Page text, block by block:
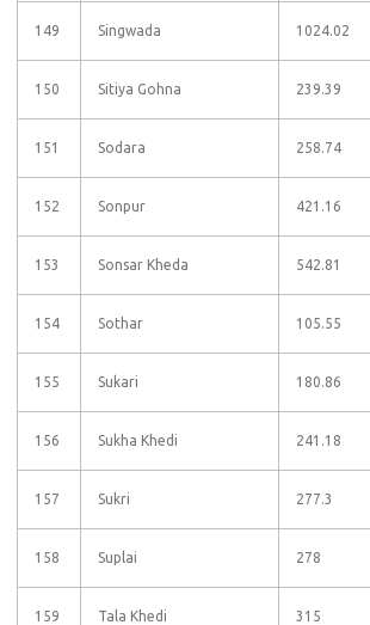
149 Singwada 1024.02
150 Sitiya Gohna 239.39
151 Sodara 258.74
152 Sonpur 421.16
153 Sonsar Kheda 542.81
154 Sothar 105.55
155 Sukari 180.86
156 Sukha Khedi 241.18
157 Sukri 277.3
158 Suplai 278
159 Tala Khedi 315